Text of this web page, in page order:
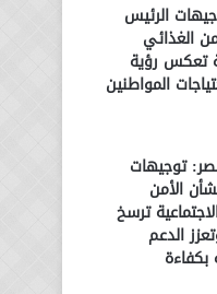
الرئيس
الغذائي
تعكس رؤية
المواطنين
توجيهات
الأمن
ترسخ
الدعم